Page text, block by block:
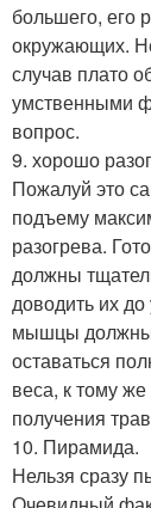
большего, его
окружающих.
случав плато
умственными
вопрос.
9. хорошо
Пожалуй это
подъему
разогрева.
должны
доводить их
мышцы должны
оставаться
веса, к тому
получения
10. Пирамида.
Нельзя сразу